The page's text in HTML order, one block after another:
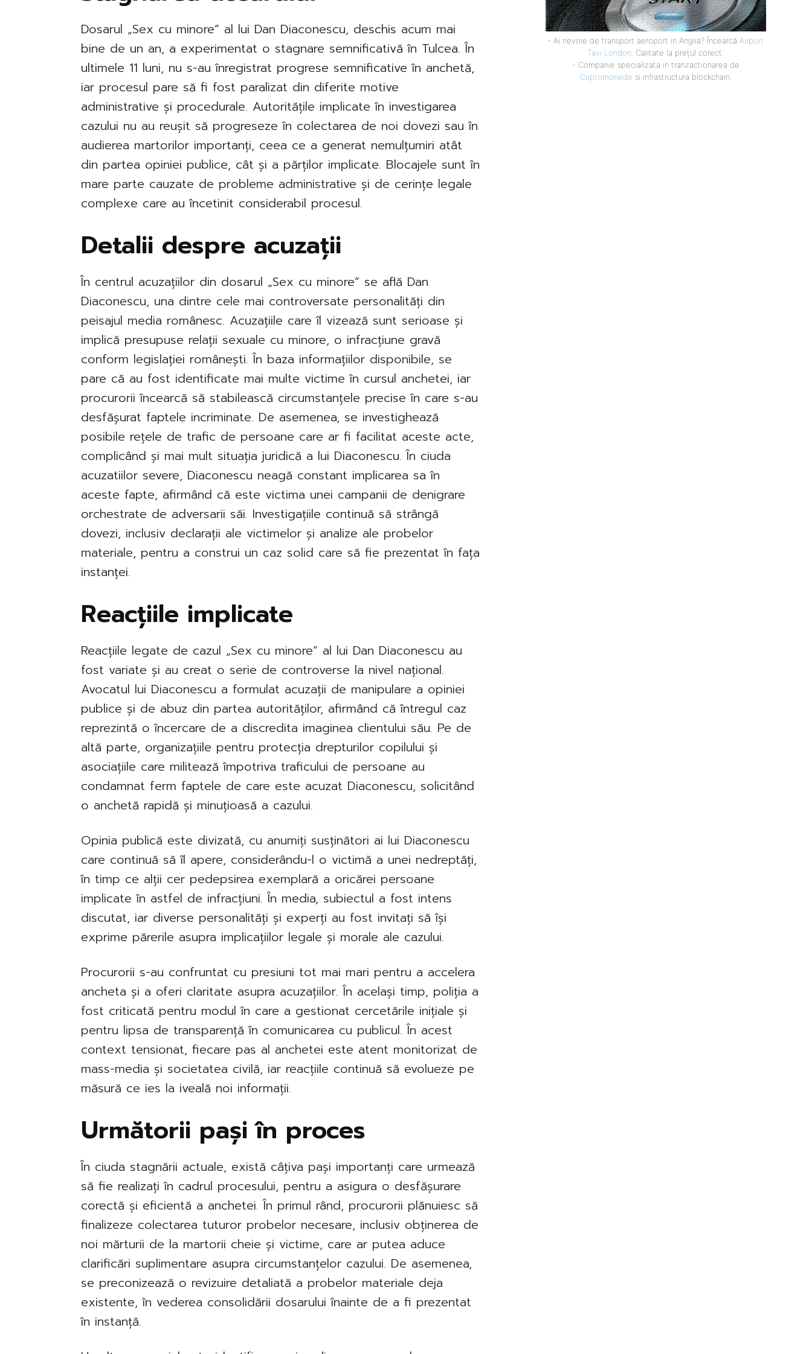
Dosarul „Sex cu minore” al lui Dan Diaconescu, deschis acum mai
bine de un an, a experimentat o stagnare semnificativă în Tulcea. În
ultimele 11 luni, nu s-au înregistrat progrese semnificative în anchetă,
iar procesul pare să fi fost paralizat din diferite motive
administrative și procedurale. Autoritățile implicate în investigarea
cazului nu au reușit să progreseze în colectarea de noi dovezi sau în
audierea martorilor importanți, ceea ce a generat nemulțumiri atât
din partea opiniei publice, cât și a părților implicate. Blocajele sunt în
mare parte cauzate de probleme administrative și de cerințe legale
complexe care au încetinit considerabil procesul.
Detalii despre acuzații
În centrul acuzațiilor din dosarul „Sex cu minore” se află Dan
Diaconescu, una dintre cele mai controversate personalități din
peisajul media românesc. Acuzațiile care îl vizează sunt serioase și
implică presupuse relații sexuale cu minore, o infracțiune gravă
conform legislației românești. În baza informațiilor disponibile, se
pare că au fost identificate mai multe victime în cursul anchetei, iar
procurorii încearcă să stabilească circumstanțele precise în care s-au
desfășurat faptele incriminate. De asemenea, se investighează
posibile rețele de trafic de persoane care ar fi facilitat aceste acte,
complicând și mai mult situația juridică a lui Diaconescu. În ciuda
acuzatiilor severe, Diaconescu neagă constant implicarea sa în
aceste fapte, afirmând că este victima unei campanii de denigrare
orchestrate de adversarii săi. Investigațiile continuă să strângă
dovezi, inclusiv declarații ale victimelor și analize ale probelor
materiale, pentru a construi un caz solid care să fie prezentat în fața
instanței.
Reacțiile implicate
Reacțiile legate de cazul „Sex cu minore” al lui Dan Diaconescu au
fost variate și au creat o serie de controverse la nivel național.
Avocatul lui Diaconescu a formulat acuzații de manipulare a opiniei
publice și de abuz din partea autorităților, afirmând că întregul caz
reprezintă o încercare de a discredita imaginea clientului său. Pe de
altă parte, organizațiile pentru protecția drepturilor copilului și
asociațiile care militează împotriva traficului de persoane au
condamnat ferm faptele de care este acuzat Diaconescu, solicitând
o anchetă rapidă și minuțioasă a cazului.
Opinia publică este divizată, cu anumiți susținători ai lui Diaconescu
care continuă să îl apere, considerându-l o victimă a unei nedreptăți,
în timp ce alții cer pedepsirea exemplară a oricărei persoane
implicate în astfel de infracțiuni. În media, subiectul a fost intens
discutat, iar diverse personalități și experți au fost invitați să își
exprime părerile asupra implicațiilor legale și morale ale cazului.
Procurorii s-au confruntat cu presiuni tot mai mari pentru a accelera
ancheta și a oferi claritate asupra acuzațiilor. În același timp, poliția a
fost criticată pentru modul în care a gestionat cercetările inițiale și
pentru lipsa de transparență în comunicarea cu publicul. În acest
context tensionat, fiecare pas al anchetei este atent monitorizat de
mass-media și societatea civilă, iar reacțiile continuă să evolueze pe
măsură ce ies la iveală noi informații.
Următorii pași în proces
În ciuda stagnării actuale, există câțiva pași importanți care urmează
să fie realizați în cadrul procesului, pentru a asigura o desfășurare
corectă și eficientă a anchetei. În primul rând, procurorii plănuiesc să
finalizeze colectarea tuturor probelor necesare, inclusiv obținerea de
noi mărturii de la martorii cheie și victime, care ar putea aduce
clarificări suplimentare asupra circumstanțelor cazului. De asemenea,
se preconizează o revizuire detaliată a probelor materiale deja
existente, în vederea consolidării dosarului înainte de a fi prezentat
în instanță.
- Ai nevoie de transport aeroport in Anglia? Încearcă Airport
Taxi London . Calitate la prețul corect.
- Companie specializata in tranzactionarea de
Criptomonede si infrastructura blockchain.